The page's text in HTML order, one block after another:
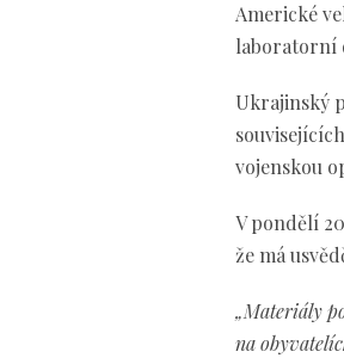
Americké
laboratorní
Ukrajinský
vojenskou
V pondělí
že má
„Materiály
na